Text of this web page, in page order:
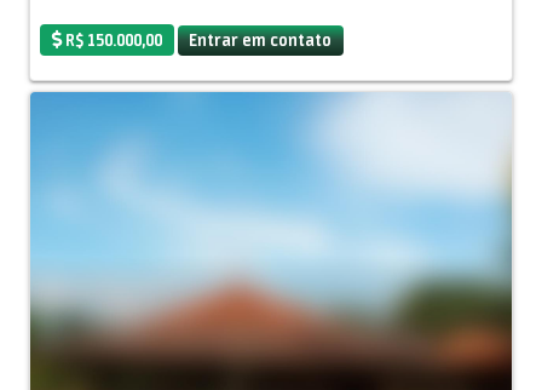
R$ 150.000,00 Entrar em contato